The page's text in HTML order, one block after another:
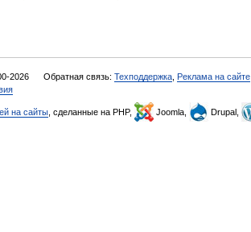
2026 Обратная связь: Техподдержка Реклама на сайте
на сайты , сделанные на PHP, Joomla, Drupal,